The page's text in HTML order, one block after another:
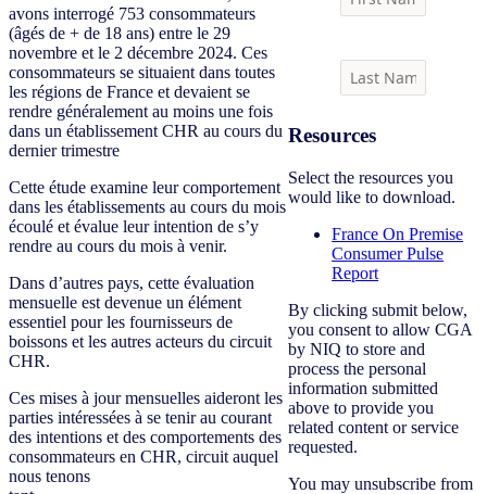
avons interrogé 753 consommateurs
(âgés de + de 18 ans) entre le 29
novembre et le 2 décembre 2024. Ces
consommateurs se situaient dans toutes
les régions de France et devaient se
rendre généralement au moins une fois
dans un établissement CHR au cours du
dernier trimestre
Cette étude examine leur comportement
dans les établissements au cours du mois
écoulé et évalue leur intention de s’y
rendre au cours du mois à venir.
Dans d’autres pays, cette évaluation
mensuelle est devenue un élément
essentiel pour les fournisseurs de
boissons et les autres acteurs du circuit
CHR.
Ces mises à jour mensuelles aideront les
parties intéressées à se tenir au courant
des intentions et des comportements des
consommateurs en CHR, circuit auquel
nous tenons
Resources
Select the resources you
would like to download.
France On Premise
Consumer Pulse
Report
By clicking submit below,
you consent to allow CGA
by NIQ to store and
process the personal
information submitted
above to provide you
related content or service
requested.
You may unsubscribe from